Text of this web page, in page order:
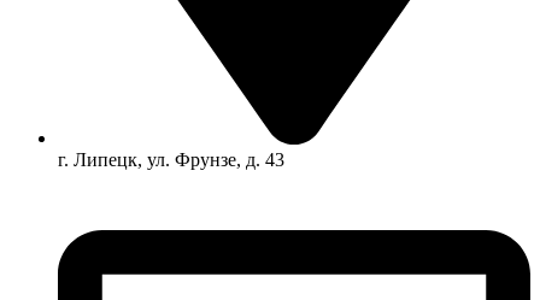
г. Липецк, ул. Фрунзе, д. 43